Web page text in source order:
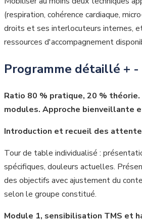
(respiration, cohérence cardiaque,
droits et ses interlocuteurs internes,
ressources d'accompagnement
Programme détaillé + -
Ratio 80 % pratique, 20 % théorie.
modules. Approche bienveillante
Introduction et recueil des
Tour de table individualisé :
spécifiques, douleurs actuelles.
des objectifs avec ajustement du
selon le groupe constitué.
Module 1, sensibilisation TMS et